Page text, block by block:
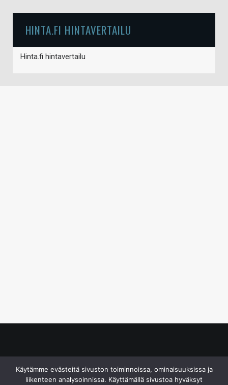
HINTA.FI HINTAVERTAILU
Hinta.fi hintavertailu
Käytämme evästeitä sivuston toiminnoissa, ominaisuuksissa ja
liikenteen analysoinnissa. Käyttämällä sivustoa hyväksyt